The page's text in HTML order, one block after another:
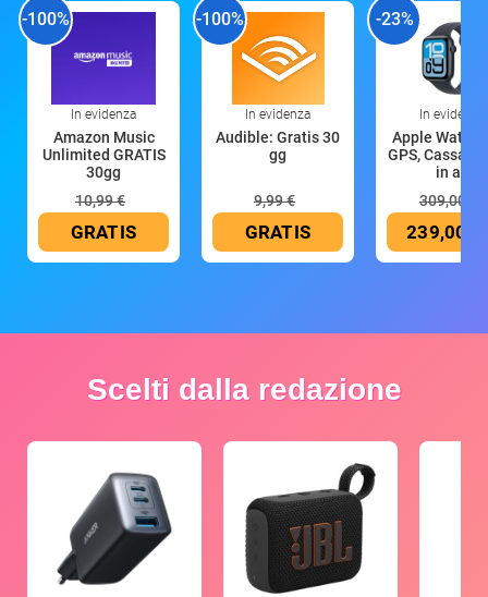
-100%
In evidenza
Amazon Music
Unlimited GRATIS
30gg
10,99 €
GRATIS
-100%
In evidenza
Audible: Gratis 30
gg
9,99 €
GRATIS
-23%
In evidenza
Apple Watch
GPS, Cassa
in all
309,00 €
239,00 €
Scelti dalla redazione